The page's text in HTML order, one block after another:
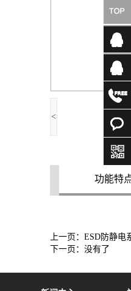
<
功能特
上一页： ESD防静电
下一页：没有了